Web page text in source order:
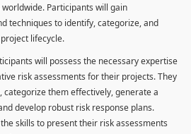
Participants will gain
techniques to identify, categorize, and
lifecycle.
will possess the necessary expertise
risk assessments for their projects. They
them effectively, generate a
develop robust risk response plans.
skills to present their risk assessments